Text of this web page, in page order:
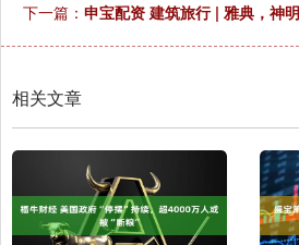
下一篇： 申宝配资 建筑旅行 | 雅典，神
相关文章